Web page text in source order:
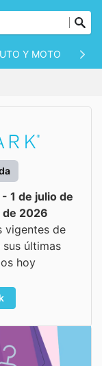
Y MOTO
1 de julio de
de 2026
vigentes de
sus últimas
hoy